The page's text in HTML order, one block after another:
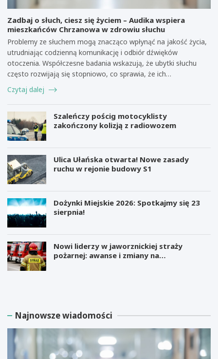
Zadbaj o słuch, ciesz się życiem – Audika wspiera
mieszkańców Chrzanowa w zdrowiu słuchu
Problemy ze słuchem mogą znacząco wpłynąć na jakość życia,
utrudniając codzienną komunikację i odbiór dźwięków
otoczenia. Współczesne badania wskazują, że ubytki słuchu
często rozwijają się stopniowo, co sprawia, że ich…
Czytaj dalej
Szaleńczy pościg motocyklisty
zakończony kolizją z radiowozem
Ulica Ułańska otwarta! Nowe zasady
ruchu w rejonie budowy S1
Dożynki Miejskie 2026: Spotkajmy się 23
sierpnia!
Nowi liderzy w jaworznickiej straży
pożarnej: awanse i zmiany na
M
r
B
a Najnowsze wiadomości